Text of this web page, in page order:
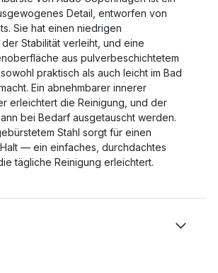
Detail, entworfen von
Sie hat einen niedrigen
Stabilität verleiht, und eine
aus pulverbeschichtetem
praktisch als auch leicht im Bad
Ein abnehmbarer innerer
erleichtert die Reinigung, und der
bei Bedarf ausgetauscht werden.
Stahl sorgt für einen
— ein einfaches, durchdachtes
tägliche Reinigung erleichtert.